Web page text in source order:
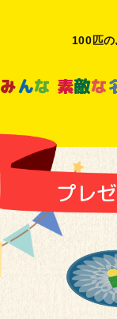
100匹
みんな 素敵な
プレ